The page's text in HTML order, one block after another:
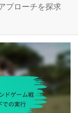
プローチを探求